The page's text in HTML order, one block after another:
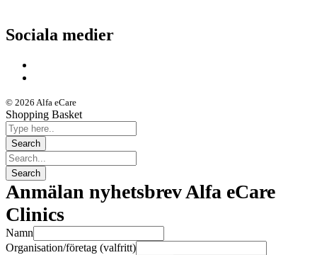
Sociala medier
© 2026 Alfa eCare
Shopping Basket
Anmälan nyhetsbrev Alfa eCare
Clinics
Namn
Organisation/företag (valfritt)